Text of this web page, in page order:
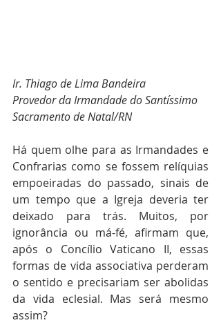
Ir. Thiago de Lima Bandeira
Provedor da Irmandade do Santíssimo
Sacramento de Natal/RN
Há quem olhe para as Irmandades e
Confrarias como se fossem relíquias
empoeiradas do passado, sinais de
um tempo que a Igreja deveria ter
deixado para trás. Muitos, por
ignorância ou má-fé, afirmam que,
após o Concílio Vaticano II, essas
formas de vida associativa perderam
o sentido e precisariam ser abolidas
da vida eclesial. Mas será mesmo
assim?